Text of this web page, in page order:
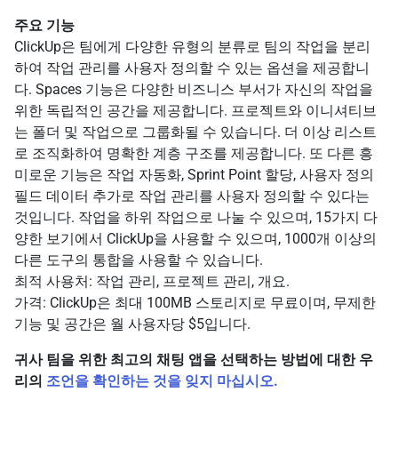
주요 기능
ClickUp은 팀에게 다양한 유형의 분류로 팀의 작업을 분리
하여 작업 관리를 사용자 정의할 수 있는 옵션을 제공합니
다. Spaces 기능은 다양한 비즈니스 부서가 자신의 작업을
위한 독립적인 공간을 제공합니다. 프로젝트와 이니셔티브
는 폴더 및 작업으로 그룹화될 수 있습니다. 더 이상 리스트
로 조직화하여 명확한 계층 구조를 제공합니다. 또 다른 흥
미로운 기능은 작업 자동화, Sprint Point 할당, 사용자 정의
필드 데이터 추가로 작업 관리를 사용자 정의할 수 있다는
것입니다. 작업을 하위 작업으로 나눌 수 있으며, 15가지 다
양한 보기에서 ClickUp을 사용할 수 있으며, 1000개 이상의
다른 도구의 통합을 사용할 수 있습니다.
최적 사용처: 작업 관리, 프로젝트 관리, 개요.
가격: ClickUp은 최대 100MB 스토리지로 무료이며, 무제한
기능 및 공간은 월 사용자당 $5입니다.
귀사 팀을 위한 최고의 채팅 앱을 선택하는 방법에 대한 우
리의 조언을 확인하는 것을 잊지 마십시오.